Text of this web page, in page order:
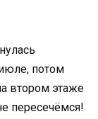
потом
втором этаже
пересечёмся!